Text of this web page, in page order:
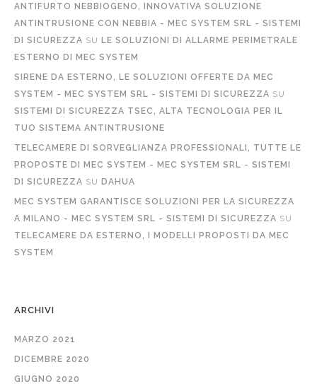
ANTIFURTO NEBBIOGENO, INNOVATIVA SOLUZIONE
ANTINTRUSIONE CON NEBBIA - MEC SYSTEM SRL - SISTEMI
DI SICUREZZA SU LE SOLUZIONI DI ALLARME PERIMETRALE
ESTERNO DI MEC SYSTEM
SIRENE DA ESTERNO, LE SOLUZIONI OFFERTE DA MEC
SYSTEM - MEC SYSTEM SRL - SISTEMI DI SICUREZZA SU
SISTEMI DI SICUREZZA TSEC, ALTA TECNOLOGIA PER IL
TUO SISTEMA ANTINTRUSIONE
TELECAMERE DI SORVEGLIANZA PROFESSIONALI, TUTTE LE
PROPOSTE DI MEC SYSTEM - MEC SYSTEM SRL - SISTEMI
DI SICUREZZA SU DAHUA
MEC SYSTEM GARANTISCE SOLUZIONI PER LA SICUREZZA
A MILANO - MEC SYSTEM SRL - SISTEMI DI SICUREZZA SU
TELECAMERE DA ESTERNO, I MODELLI PROPOSTI DA MEC
SYSTEM
ARCHIVI
MARZO 2021
DICEMBRE 2020
GIUGNO 2020